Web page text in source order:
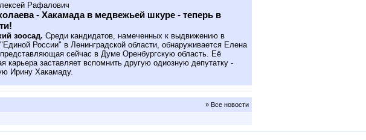
Рафалович
- Хакамада в медвежьей шкуре - теперь в
зоосад. Среди кандидатов, намеченных к выдвижению в
России" в Ленинградской области, обнаруживается Елена
сейчас в Думе Оренбургскую область. Её
карьера заставляет вспомнить другую одиозную депутатку -
Ирину Хакамаду.
» Все новости